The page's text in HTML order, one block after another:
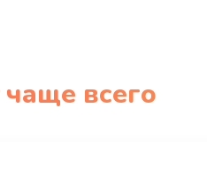
всего